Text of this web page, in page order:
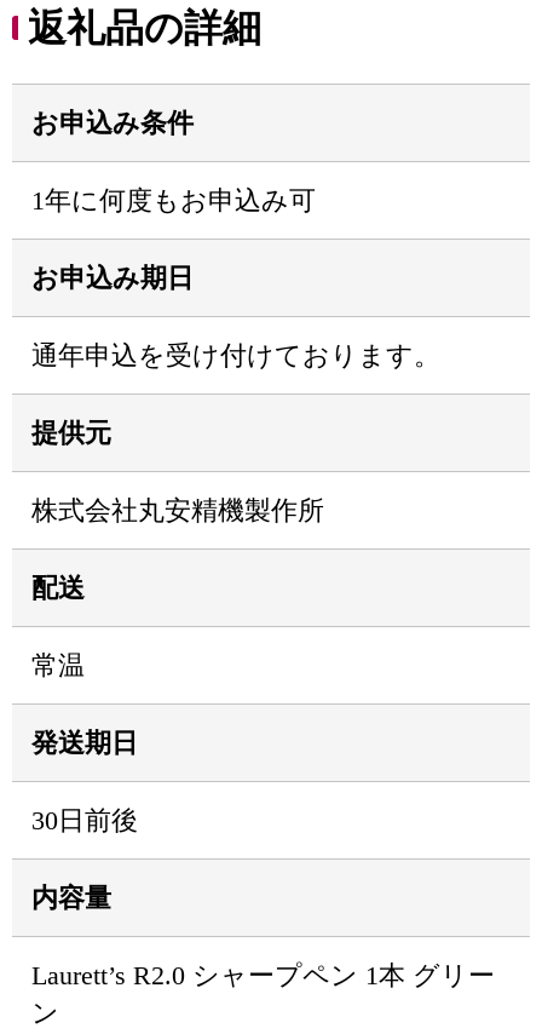
返礼品の詳細
お申込み条件
1年に何度もお申込み可
お申込み期日
通年申込を受け付けております。
提供元
株式会社丸安精機製作所
配送
常温
発送期日
30日前後
内容量
Laurett’s R2.0 シャープペン 1本 グリー
ン